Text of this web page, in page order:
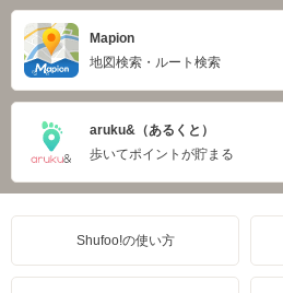
Mapion
地図検索・ルート検索
aruku&（あるくと）
歩いてポイントが貯まる
Shufoo!の使い方